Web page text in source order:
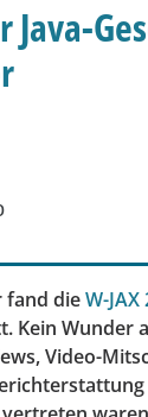
Java-
fand dieW-JAX
Kein Wunder
Video-